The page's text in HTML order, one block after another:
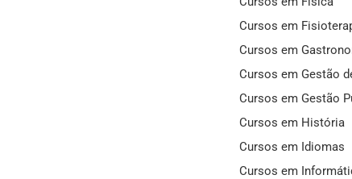
Cursos em
Cursos em
Cursos em Gestão
Cursos em Gestão
Cursos em História
Cursos em Idiomas
Cursos em